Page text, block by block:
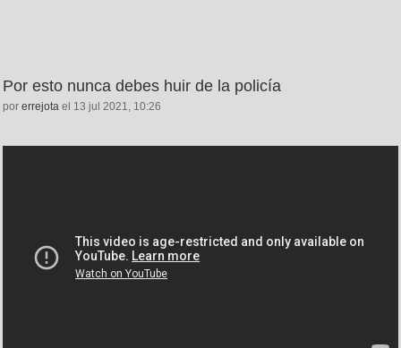
Por esto nunca debes huir de la policía
por errejota el 13 jul 2021, 10:26